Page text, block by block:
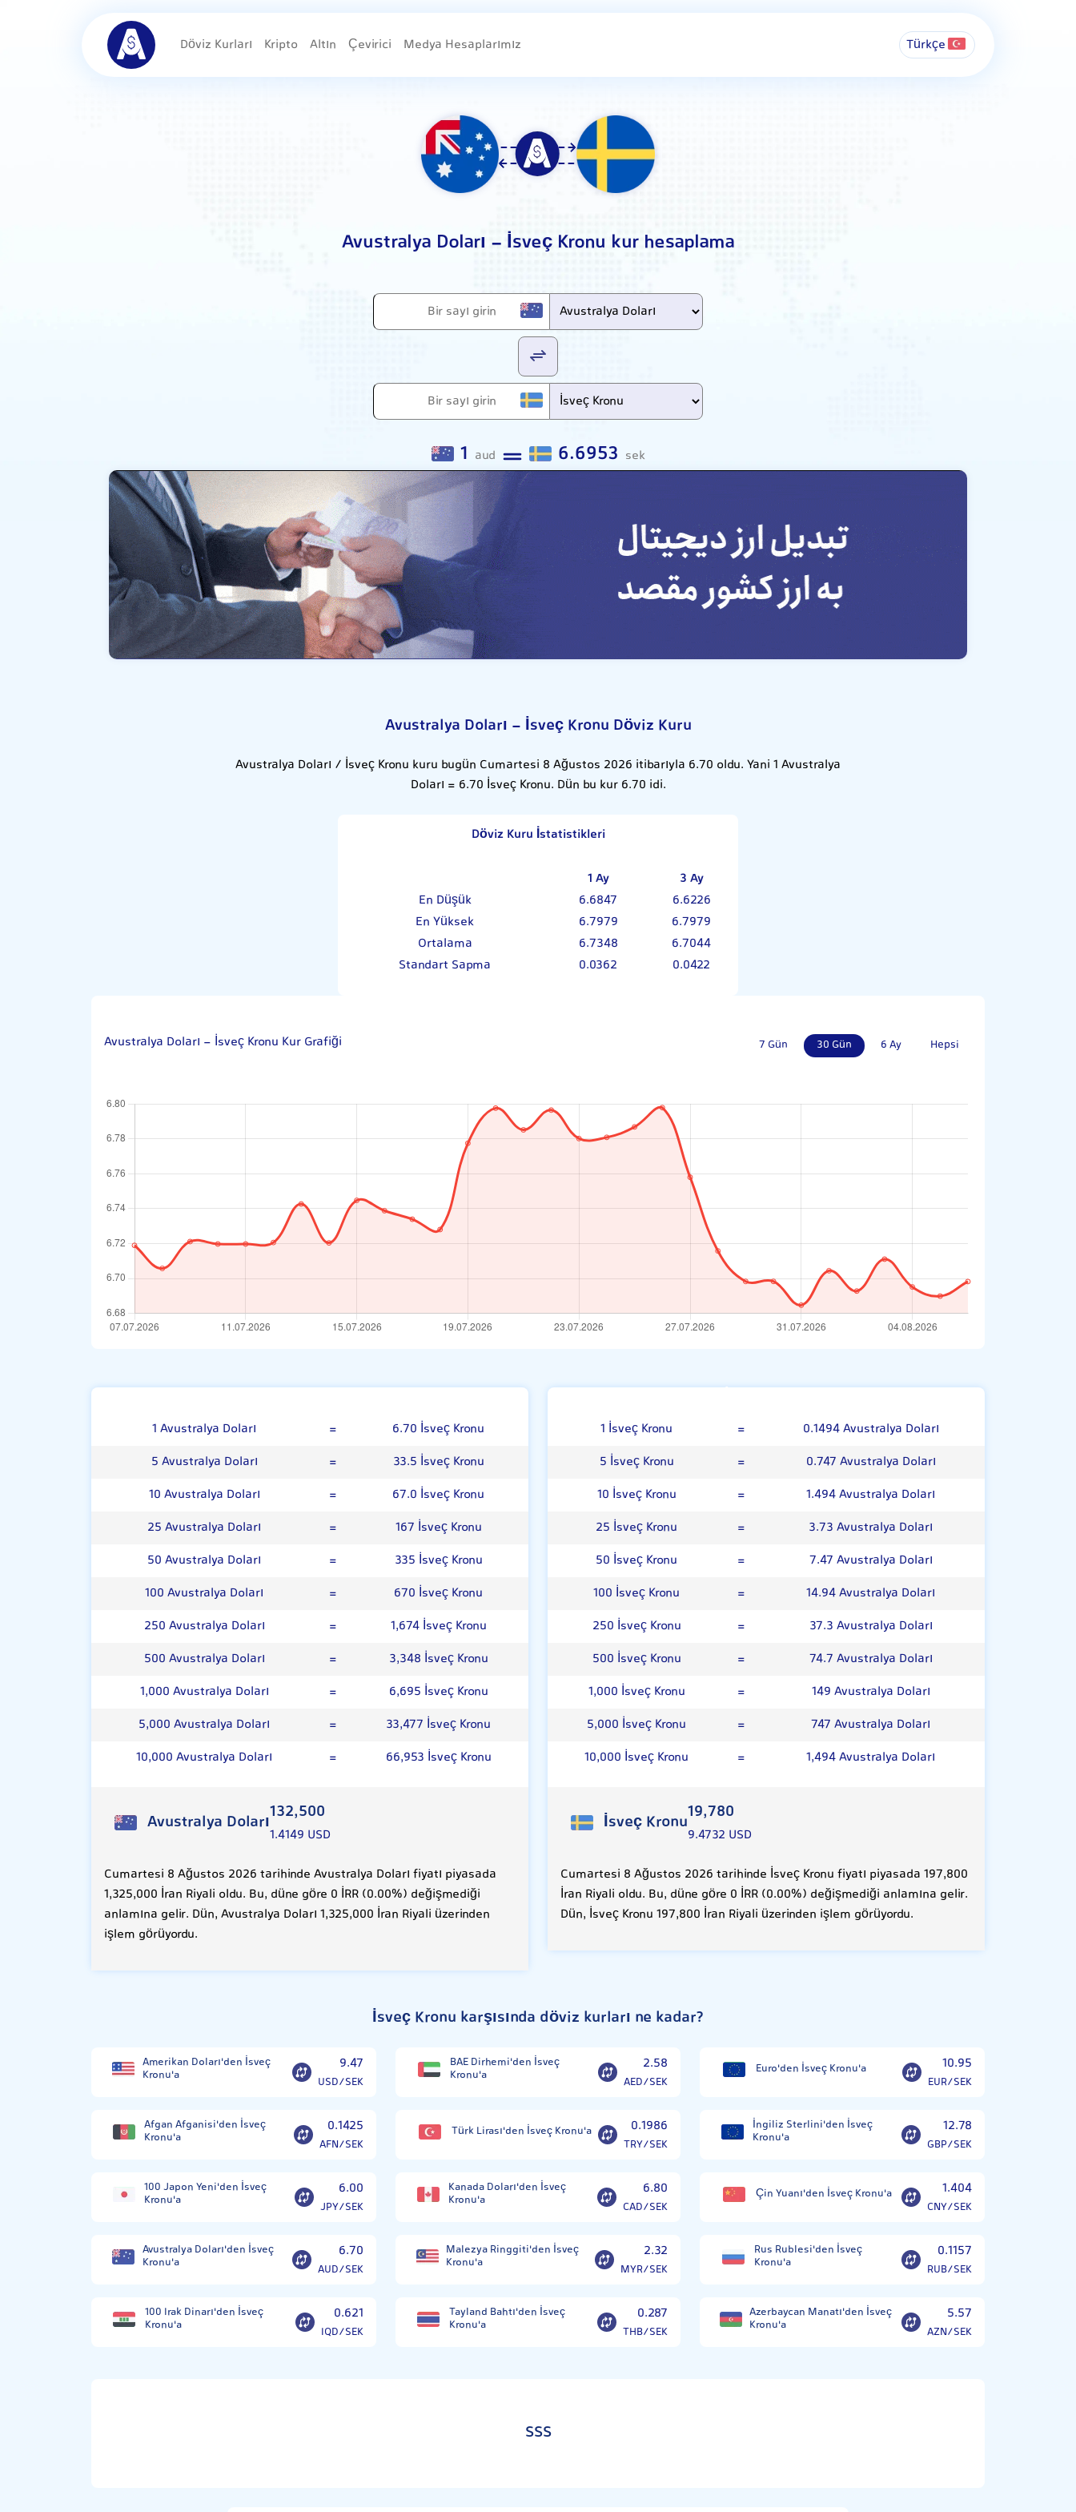
Döviz Kurları Kripto Altın Çevirici Medya Hesaplarımız Türkçe
Avustralya Doları - İsveç Kronu kur hesaplama
1 aud 6.6953 sek
Avustralya Doları - İsveç Kronu Döviz Kuru
Avustralya Doları / İsveç Kronu kuru bugün Cumartesi 8 Ağustos 2026 itibarıyla 6.70 oldu. Yani 1 Avustralya
Doları = 6.70 İsveç Kronu. Dün bu kur 6.70 idi.
Döviz Kuru İstatistikleri
1 Ay
3 Ay
En Düşük
6.6847
6.6226
En Yüksek
6.7979
6.7979
Ortalama
6.7348
6.7044
Standart Sapma
0.0362 0.0422
Avustralya Doları - İsveç Kronu Kur Grafiği 7 Gün 30 Gün 6 Ay Hepsi
1 Avustralya Doları =
6.70 İsveç Kronu
5 Avustralya Doları
=
33.5 İsveç Kronu
10 Avustralya Doları
=
67.0 İsveç Kronu
25 Avustralya Doları
=
167 İsveç Kronu
50 Avustralya Doları
=
335 İsveç Kronu
100 Avustralya Doları
=
670 İsveç Kronu
250 Avustralya Doları
=
1,674 İsveç Kronu
500 Avustralya Doları
=
3,348 İsveç Kronu
1,000 Avustralya Doları
=
6,695 İsveç Kronu
5,000 Avustralya Doları
=
33,477 İsveç Kronu
10,000 Avustralya Doları
= 66,953 İsveç Kronu
Avustralya Doları132,500
1.4149 USD
Cumartesi 8 Ağustos 2026 tarihinde Avustralya Doları fiyatı piyasada
1,325,000 İran Riyali oldu. Bu, düne göre 0 İRR (0.00%) değişmediği
anlamına gelir. Dün, Avustralya Doları 1,325,000 İran Riyali üzerinden
işlem görüyordu.
1 İsveç Kronu =
0.1494 Avustralya Doları
5 İsveç Kronu
=
0.747 Avustralya Doları
10 İsveç Kronu
=
1.494 Avustralya Doları
25 İsveç Kronu
=
3.73 Avustralya Doları
50 İsveç Kronu
=
7.47 Avustralya Doları
100 İsveç Kronu
=
14.94 Avustralya Doları
250 İsveç Kronu
=
37.3 Avustralya Doları
500 İsveç Kronu
=
74.7 Avustralya Doları
1,000 İsveç Kronu
=
149 Avustralya Doları
5,000 İsveç Kronu
=
747 Avustralya Doları
10,000 İsveç Kronu
= 1,494 Avustralya Doları
İsveç Kronu19,780
9.4732 USD
Cumartesi 8 Ağustos 2026 tarihinde İsveç Kronu fiyatı piyasada 197,800
İran Riyali oldu. Bu, düne göre 0 İRR (0.00%) değişmediği anlamına gelir.
Dün, İsveç Kronu 197,800 İran Riyali üzerinden işlem görüyordu.
İsveç Kronu karşısında döviz kurları ne kadar?
Amerikan Doları'den İsveç
Kronu'a
9.47
USD/SEK
BAE Dirhemi'den İsveç
Kronu'a
2.58
AED/SEK
Euro'den İsveç Kronu'a 10.95
EUR/SEK
Afgan Afganisi'den İsveç
Kronu'a
0.1425
AFN/SEK
Türk Lirası'den İsveç Kronu'a 0.1986
TRY/SEK
İngiliz Sterlini'den İsveç
Kronu'a
12.78
GBP/SEK
100 Japon Yeni'den İsveç
Kronu'a
6.00
JPY/SEK
Kanada Doları'den İsveç
Kronu'a
6.80
CAD/SEK
Çin Yuanı'den İsveç Kronu'a 1.404
CNY/SEK
Avustralya Doları'den İsveç
Kronu'a
6.70
AUD/SEK
Malezya Ringgiti'den İsveç
Kronu'a
2.32
MYR/SEK
Rus Rublesi'den İsveç
Kronu'a
0.1157
RUB/SEK
100 Irak Dinarı'den İsveç
Kronu'a
0.621
IQD/SEK
Tayland Bahtı'den İsveç
Kronu'a
0.287
THB/SEK
Azerbaycan Manatı'den İsveç
Kronu'a
5.57
AZN/SEK
SSS